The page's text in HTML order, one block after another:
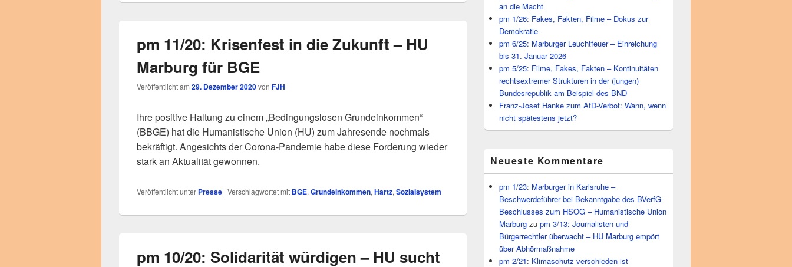
pm 11/20: Krisenfest in die Zukunft – HU
Marburg für BGE
Veröffentlicht am 29. Dezember 2020von FJH
Ihre positive Haltung zu einem „Bedingungslosen Grundeinkommen“
(BBGE) hat die Humanistische Union (HU) zum Jahresende nochmals
bekräftigt. Angesichts der Corona-Pandemie habe diese Forderung wieder
stark an Aktualität gewonnen.
Veröffentlicht unter Presse | Verschlagwortet mit BGE, Grundeinkommen, Hartz, Sozialsystem
pm 10/20: Solidarität würdigen – HU sucht
an die Macht
pm 1/26: Fakes, Fakten, Filme – Dokus zur
Demokratie
pm 6/25: Marburger Leuchtfeuer – Einreichung
bis 31. Januar 2026
pm 5/25: Filme, Fakes, Fakten – Kontinuitäten
rechtsextremer Strukturen in der (jungen)
Bundesrepublik am Beispiel des BND
Franz-Josef Hanke zum AfD-Verbot: Wann, wenn
nicht spätestens jetzt?
Neueste Kommentare
pm 1/23: Marburger in Karlsruhe –
Beschwerdeführer bei Bekanntgabe des BVerfG-
Beschlusses zum HSOG – Humanistische Union
Marburg zu pm 3/13: Journalisten und
Bürgerrechtler überwacht – HU Marburg empört
über Abhörmaßnahme
pm 2/21: Klimaschutz verschieden ist